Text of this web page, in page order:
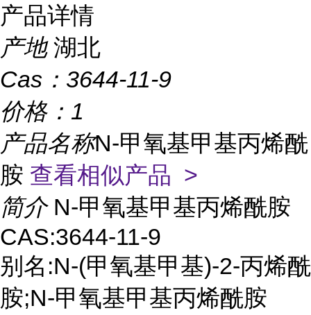
产品详情
产地 湖北
Cas： 3644-11-9
价格： 1
产品名称N-甲氧基甲基丙烯酰
胺 查看相似产品 >
简介 N-甲氧基甲基丙烯酰胺
CAS:3644-11-9
别名:N-(甲氧基甲基)-2-丙烯酰
胺;N-甲氧基甲基丙烯酰胺